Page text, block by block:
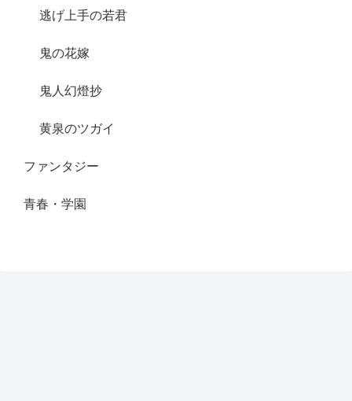
逃げ上手の若君
鬼の花嫁
鬼人幻燈抄
黄泉のツガイ
ファンタジー
青春・学園